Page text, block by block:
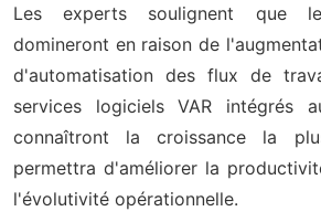
Les experts soulignent que
domineront en raison de
d'automatisation des flux de
services logiciels VAR intégrés
connaîtront la croissance la
permettra d'améliorer la
l'évolutivité opérationnelle.